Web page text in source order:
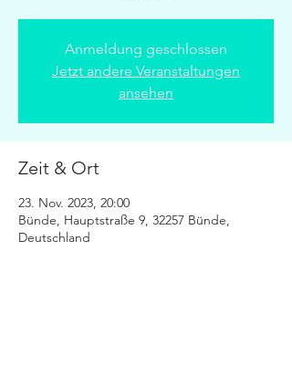
Anmeldung geschlossen
Jetzt andere Veranstaltungen
ansehen
Zeit & Ort
23. Nov. 2023, 20:00
Bünde, Hauptstraße 9, 32257 Bünde,
Deutschland